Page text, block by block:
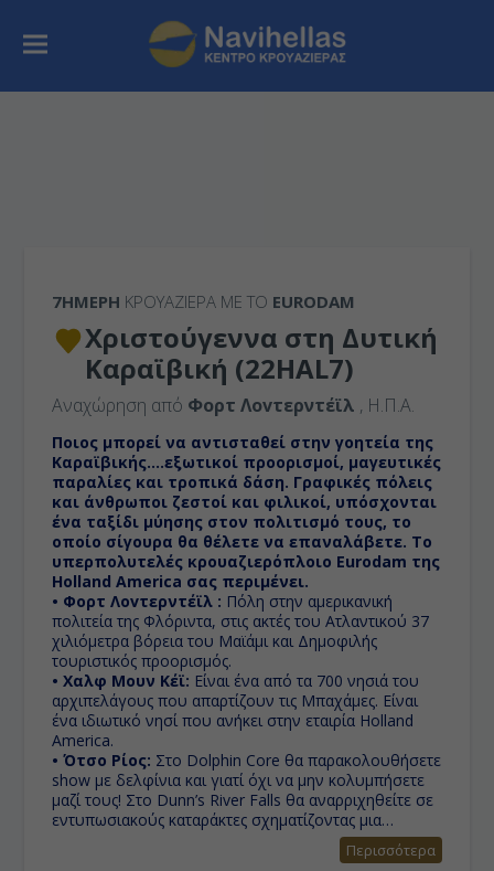
7ΉΜΕΡΗ ΚΡΟΥΑΖΙΕΡΑ ΜΕ ΤΟ EURODAM
Χριστούγεννα στη Δυτική
Καραϊβική (22HAL7)
Αναχώρηση από Φορτ Λοvτερντέϊλ , Η.Π.Α.
Ποιος μπορεί να αντισταθεί στην γοητεία της
Καραϊβικής….εξωτικοί προορισμοί, μαγευτικές
παραλίες και τροπικά δάση. Γραφικές πόλεις
και άνθρωποι ζεστοί και φιλικοί, υπόσχονται
ένα ταξίδι μύησης στον πολιτισμό τους, το
οποίο σίγουρα θα θέλετε να επαναλάβετε. To
υπερπολυτελές κρουαζιερόπλοιο Eurodam της
Holland America σας περιμένει.
• Φορτ Λοvτερντέϊλ : Πόλη στην αμερικανική
πολιτεία της Φλόριντα, στις ακτές του Ατλαντικού 37
χιλιόμετρα βόρεια του Μαϊάμι και Δημοφιλής
τουριστικός προορισμός.
• Χαλφ Μουν Κέϊ: Είναι ένα από τα 700 νησιά του
αρχιπελάγους που απαρτίζουν τις Μπαχάμες. Είναι
ένα ιδιωτικό νησί που ανήκει στην εταιρία Holland
America.
• Ότσο Ρίος: Στο Dolphin Core θα παρακολουθήσετε
show με δελφίνια και γιατί όχι να μην κολυμπήσετε
μαζί τους! Στο Dunn’s River Falls θα αναρριχηθείτε σε
εντυπωσιακούς καταράκτες σχηματίζοντας μια
ανθρώπινη αλυσίδα με τους άλλους επισκέπτες.
Φύγαμε για Καραιβική στα νησιά
Περισσότερα